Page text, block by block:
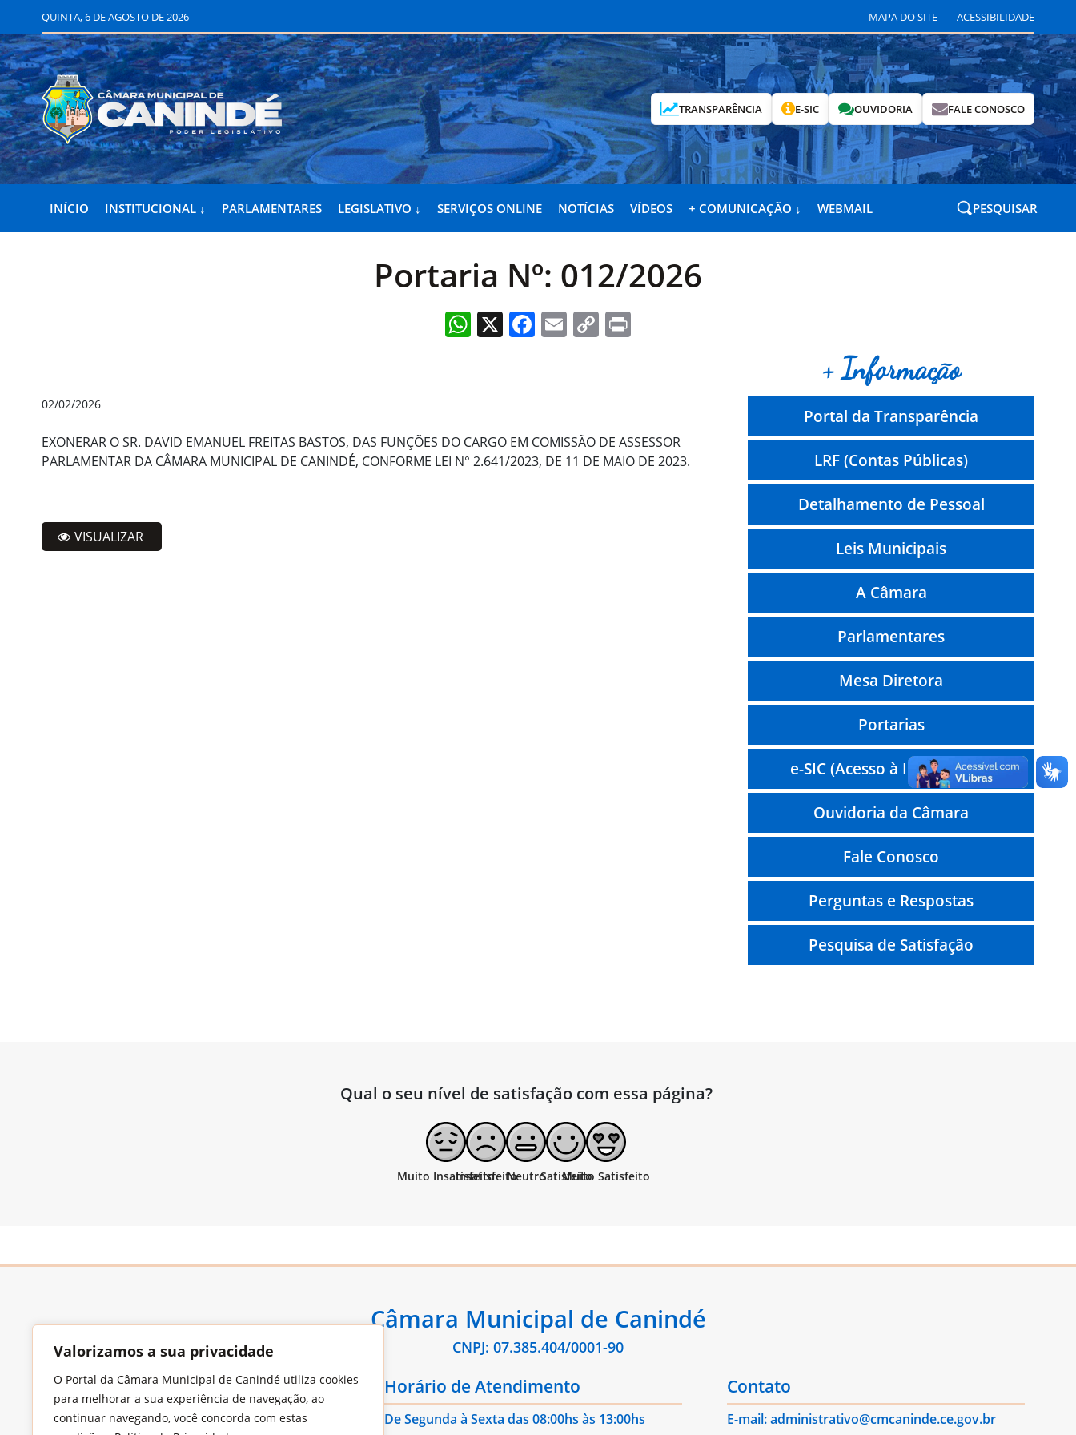
Valorizamos a sua privacidade
O Portal da Câmara Municipal de Canindé utiliza cookies
para melhorar a sua experiência de navegação, ao
continuar navegando, você concorda com estas
QUINTA, 6 DE AGOSTO DE 2026 MAPA DO SITE ACESSIBILIDADE
TRANSPARÊNCIA E-SIC OUVIDORIA FALE CONOSCO
INÍCIO INSTITUCIONAL ↓ PARLAMENTARES LEGISLATIVO ↓ SERVIÇOS ONLINE NOTÍCIAS VÍDEOS + COMUNICAÇÃO ↓ WEBMAIL PESQUISAR
Portaria Nº: 012/2026
WhatsApp
X Facebook
EmailCopyPrint
02/02/2026
EXONERAR O SR. DAVID EMANUEL FREITAS BASTOS, DAS FUNÇÕES DO CARGO EM COMISSÃO DE ASSESSOR
PARLAMENTAR DA CÂMARA MUNICIPAL DE CANINDÉ, CONFORME LEI N° 2.641/2023, DE 11 DE MAIO DE 2023.
VISUALIZAR
+ Informação
Portal da Transparência
LRF (Contas Públicas)
Detalhamento de Pessoal
Leis Municipais
A Câmara
Parlamentares
Mesa Diretora
Portarias
e-SIC (Acesso à Informação)
Ouvidoria da Câmara
Fale Conosco
Perguntas e Respostas
Pesquisa de Satisfação
Qual o seu nível de satisfação com essa página?
Câmara Municipal de Canindé
CNPJ: 07.385.404/0001-90
Endereço
Largo Francisco Xavier de Medeiros, S/N,
Horário de Atendimento
De Segunda à Sexta das 08:00hs às 13:00hs
Contato
E-mail: administrativo@cmcaninde.ce.gov.br